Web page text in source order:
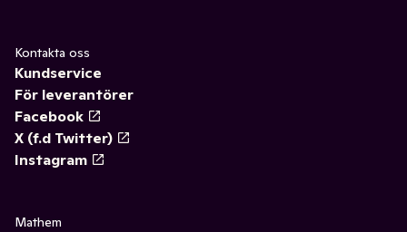
Kontakta oss
Kundservice
För leverantörer
Facebook
X (f.d Twitter)
Instagram
Mathem